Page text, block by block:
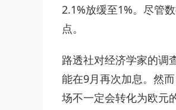
2.1%放缓至1%。尽管
点。
路透社对经济学家的调
能在9月再次加息。然
场不一定会转化为欧元